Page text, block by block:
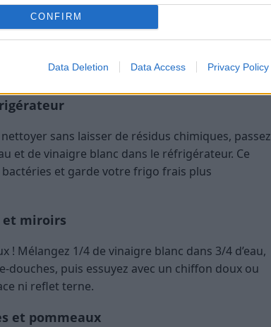
CONFIRM
Data Deletion Data Access Privacy Policy
rinçage pour la vaisselle. Ajoutez-en un peu
vaisselle pour éviter les traces sur les verres
entartrées, laissez tremper quelques heures
sans laisser de résidus chimiques, passez
et de vinaigre blanc dans le réfrigérateur. Ce
et garde votre frigo frais plus
et miroirs
! Mélangez 1/4 de vinaigre blanc dans 3/4 d’eau,
puis essuyez avec un chiffon doux ou
ni reflet terne.
et pommeaux